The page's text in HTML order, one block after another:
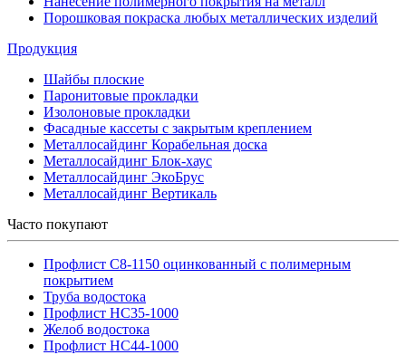
Порошковая покраска любых металлических изделий
Продукция
Шайбы плоские
Паронитовые прокладки
Изолоновые прокладки
Фасадные кассеты с закрытым креплением
Металлосайдинг Корабельная доска
Металлосайдинг Блок-хаус
Металлосайдинг ЭкоБрус
Металлосайдинг Вертикаль
Часто покупают
Профлист С8-1150 оцинкованный с полимерным
покрытием
Труба водостока
Профлист НС35-1000
Желоб водостока
Профлист НС44-1000